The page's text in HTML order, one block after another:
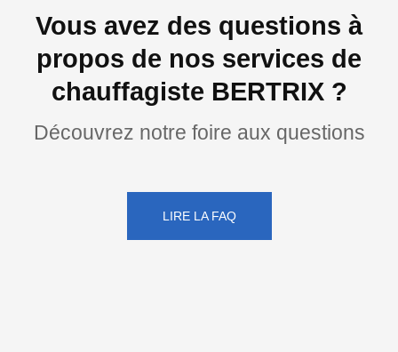
Vous avez des questions à
propos de nos services de
chauffagiste BERTRIX ?
Découvrez notre foire aux questions
LIRE LA FAQ